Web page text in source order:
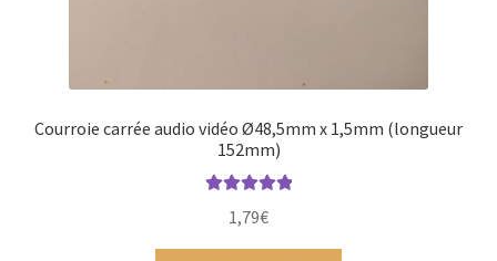
Courroie carrée audio vidéo Ø48,5mm x 1,5mm (longueur
152mm)
1,79€